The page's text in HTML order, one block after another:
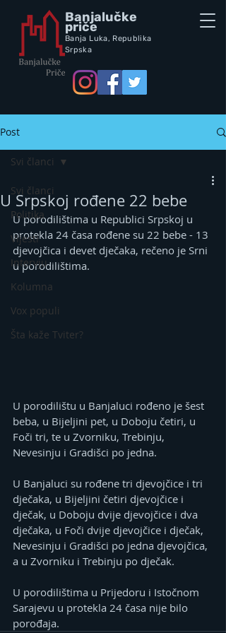
Banjalučke
priče
Banja Luka, Republika
Srpska
Post
Svi članci
Politika
Vijesti
Intervju
Kolumna
Vox populi
Šta kaže Tviter?
Svi članci
U Srpskoj rođene 22 bebe
U porodilištima u Republici Srpskoj u
protekla 24 časa rođene su 22 bebe - 13
djevojčica i devet dječaka, rečeno je Srni
u porodilištima.
U porodilištu u Banjaluci rođeno je šest
beba, u Bijeljini pet, u Doboju četiri, u
Foči tri, te u Zvorniku, Trebinju,
Nevesinju i Gradišci po jedna.
U Banjaluci su rođene tri djevojčice i tri
dječaka, u Bijeljini četiri djevojčice i
dječak, u Doboju dvije djevojčice i dva
dječaka, u Foči dvije djevojčice i dječak,
Nevesinju i Gradišci po jedna djevojčica,
a u Zvorniku i Trebinju po dječak.
U porodilištima u Prijedoru i Istočnom
Sarajevu u protekla 24 časa nije bilo
porođaja.